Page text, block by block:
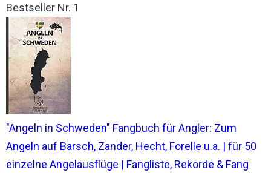
Bestseller Nr. 1
"Angeln in Schweden" Fangbuch für Angler: Zum
Angeln auf Barsch, Zander, Hecht, Forelle u.a. | für 50
einzelne Angelausflüge | Fangliste, Rekorde & Fang